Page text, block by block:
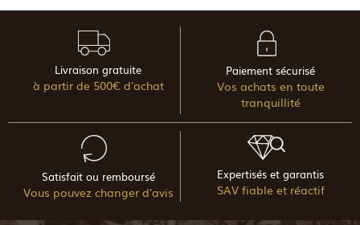
Livraison gratuite
à partir de 500€ d'achat
Paiement sécurisé
Vos achats en toute
tranquillité
Satisfait ou remboursé
Vous pouvez changer d'avis
Expertisés et garantis
SAV fiable et réactif